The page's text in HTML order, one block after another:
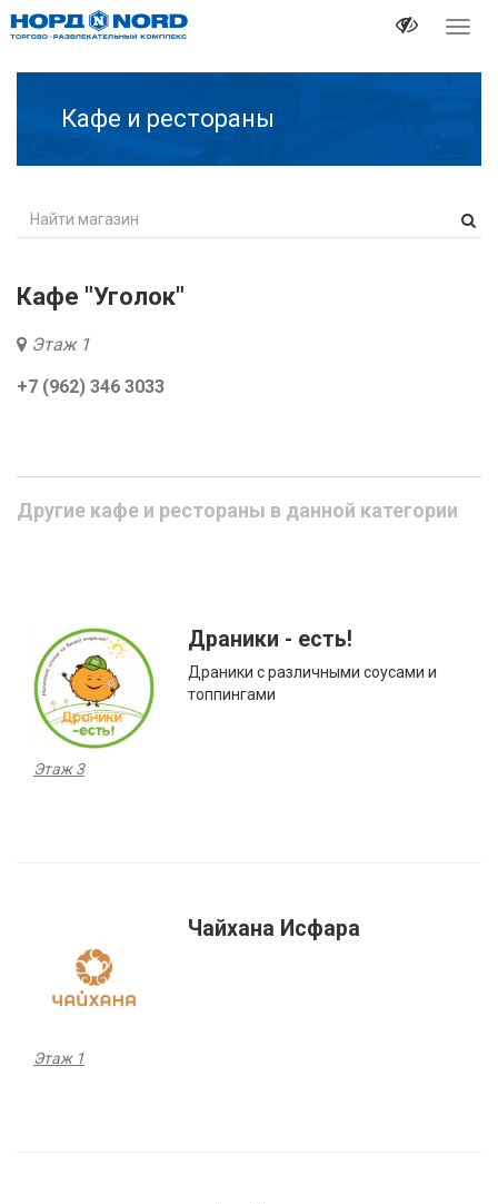
Кафе и рестораны
Кафе "Уголок"
Этаж 1
+7 (962) 346 3033
Другие кафе и рестораны в данной категории
Драники - есть!
Драники с различными соусами и
топпингами
Этаж 3
Чайхана Исфара
Этаж 1